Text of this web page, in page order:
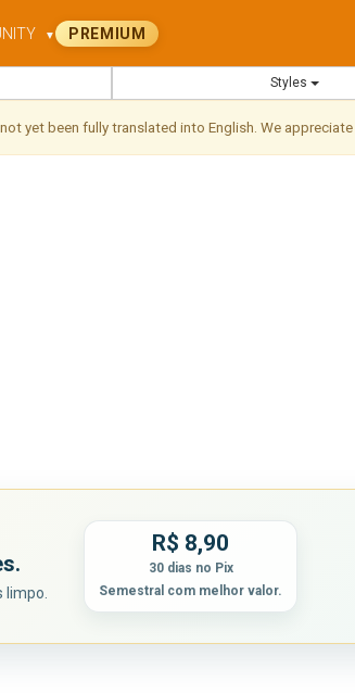
▼ PREMIUM
Styles
yet been fully translated into English. We
limpo.
R$ 8,90
30 dias no Pix
Semestral com melhor valor.